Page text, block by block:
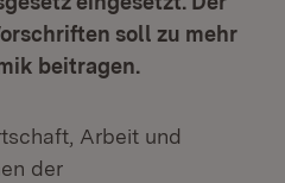
soll zu mehr
beitragen.
Arbeit und
der